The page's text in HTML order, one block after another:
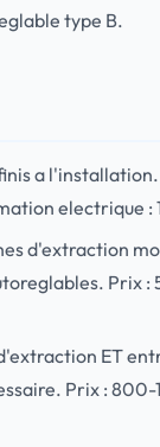
type B.
a
electrique :
d'extraction
Prix
ET
Prix :